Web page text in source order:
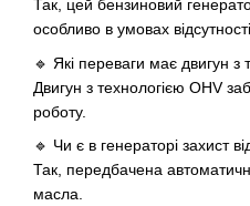
Так, цей бензиновий
особливо в умовах
🔹 Які переваги має двигун з
Двигун з технологією OHV
роботу.
🔹 Чи є в генераторі захист
Так, передбачена
масла.